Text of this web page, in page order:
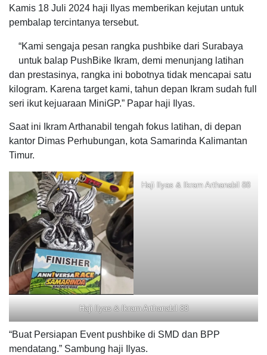
Kamis 18 Juli 2024 haji Ilyas memberikan kejutan untuk
pembalap tercintanya tersebut.
“Kami sengaja pesan rangka pushbike dari Surabaya
untuk balap PushBike Ikram, demi menunjang latihan
dan prestasinya, rangka ini bobotnya tidak mencapai satu
kilogram. Karena target kami, tahun depan Ikram sudah full
seri ikut kejuaraan MiniGP.” Papar haji Ilyas.
Saat ini Ikram Arthanabil tengah fokus latihan, di depan
kantor Dimas Perhubungan, kota Samarinda Kalimantan
Timur.
Haji Ilyas & Ikram Arthanabil 88
Haji Ilyas & Ikram Arthanabil 88
“Buat Persiapan Event pushbike di SMD dan BPP
mendatang.” Sambung haji Ilyas.